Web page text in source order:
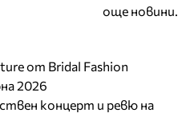
още новини...
от Bridal Fashion
2026
концерт и ревю на